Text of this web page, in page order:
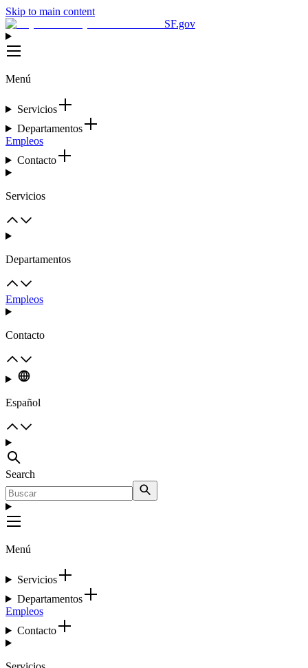
Skip to main content
SF.gov
Menú
Servicios
Departamentos
Empleos
Contacto
Servicios
Departamentos
Empleos
Contacto
Español
Search
Menú
Servicios
Departamentos
Empleos
Contacto